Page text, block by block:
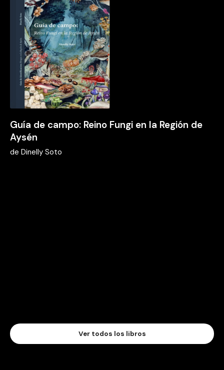
Guía de campo: Reino Fungi en la Región de
Aysén
de Dinelly Soto
Ver todos los libros